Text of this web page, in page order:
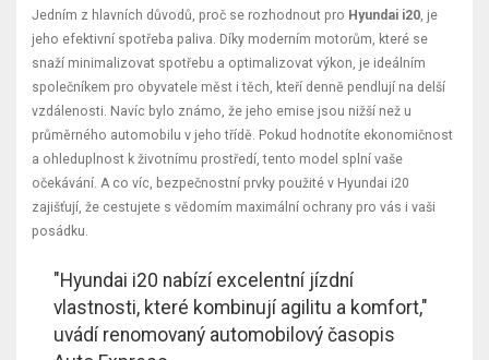
Jedním z hlavních důvodů, proč se rozhodnout pro Hyundai i20, je
jeho efektivní spotřeba paliva. Díky moderním motorům, které se
snaží minimalizovat spotřebu a optimalizovat výkon, je ideálním
společníkem pro obyvatele měst i těch, kteří denně pendlují na delší
vzdálenosti. Navíc bylo známo, že jeho emise jsou nižší než u
průměrného automobilu v jeho třídě. Pokud hodnotíte ekonomičnost
a ohleduplnost k životnímu prostředí, tento model splní vaše
očekávání. A co víc, bezpečnostní prvky použité v Hyundai i20
zajišťují, že cestujete s vědomím maximální ochrany pro vás i vaši
posádku.
"Hyundai i20 nabízí excelentní jízdní
vlastnosti, které kombinují agilitu a komfort,"
uvádí renomovaný automobilový časopis